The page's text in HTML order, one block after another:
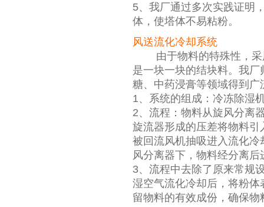
5、我厂通过多次实践证明
体，使塔体不易粘粉。
风送流化冷却系统
由于物料的特殊性，采
是一块一块的结块料。我
糖、中药浸膏等领域得到
1、系统的组成：冷冻除湿
2、流程：物料从旋风分离
旋流器形成的压差将物料
被回流风机抽吸进入流化
风分离器下，物料经分离
3、流程中去除了原来常规
湿空气流化冷却后，将粉
留物料的有效成份，确保